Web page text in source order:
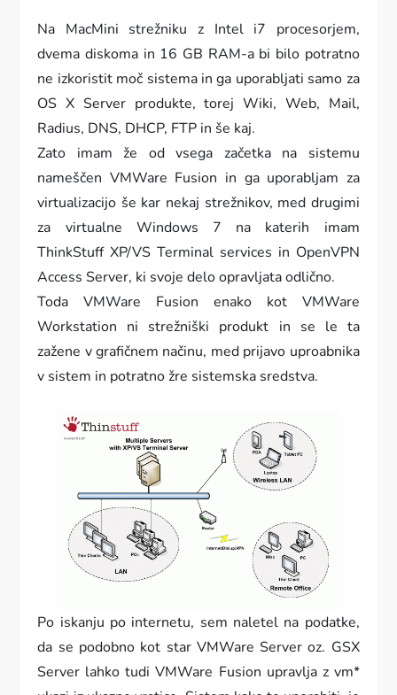
Na MacMini strežniku z Intel i7 procesorjem,
dvema diskoma in 16 GB RAM-a bi bilo potratno
ne izkoristit moč sistema in ga uporabljati samo za
OS X Server produkte, torej Wiki, Web, Mail,
Radius, DNS, DHCP, FTP in še kaj.
Zato imam že od vsega začetka na sistemu
nameščen VMWare Fusion in ga uporabljam za
virtualizacijo še kar nekaj strežnikov, med drugimi
za virtualne Windows 7 na katerih imam
ThinkStuff XP/VS Terminal services in OpenVPN
Access Server, ki svoje delo opravljata odlično.
Toda VMWare Fusion enako kot VMWare
Workstation ni strežniški produkt in se le ta
zažene v grafičnem načinu, med prijavo uproabnika
v sistem in potratno žre sistemska sredstva.
Po iskanju po internetu, sem naletel na podatke,
da se podobno kot star VMWare Server oz. GSX
Server lahko tudi VMWare Fusion upravlja z vm*